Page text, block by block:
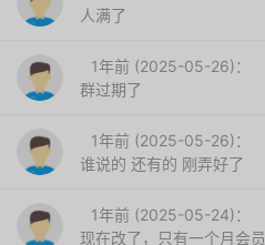
人满了
1年前 (2025-05-26)：
群过期了
1年前 (2025-05-26)：
谁说的 还有的 刚弄好了
1年前 (2025-05-24)：
现在改了，只有一个月会员